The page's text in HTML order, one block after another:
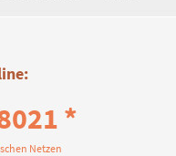
*
Netzen